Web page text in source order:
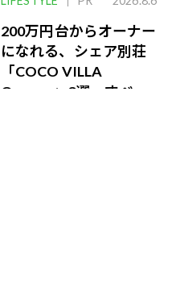
200万円台からオーナー
になれる、シェア別荘
「COCO VILLA
Owners」3選。すべて